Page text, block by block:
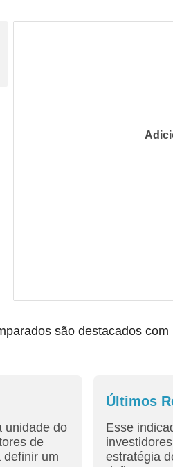
são destacados
unidade do
de
definir um
Últimos
Esse
estratégia